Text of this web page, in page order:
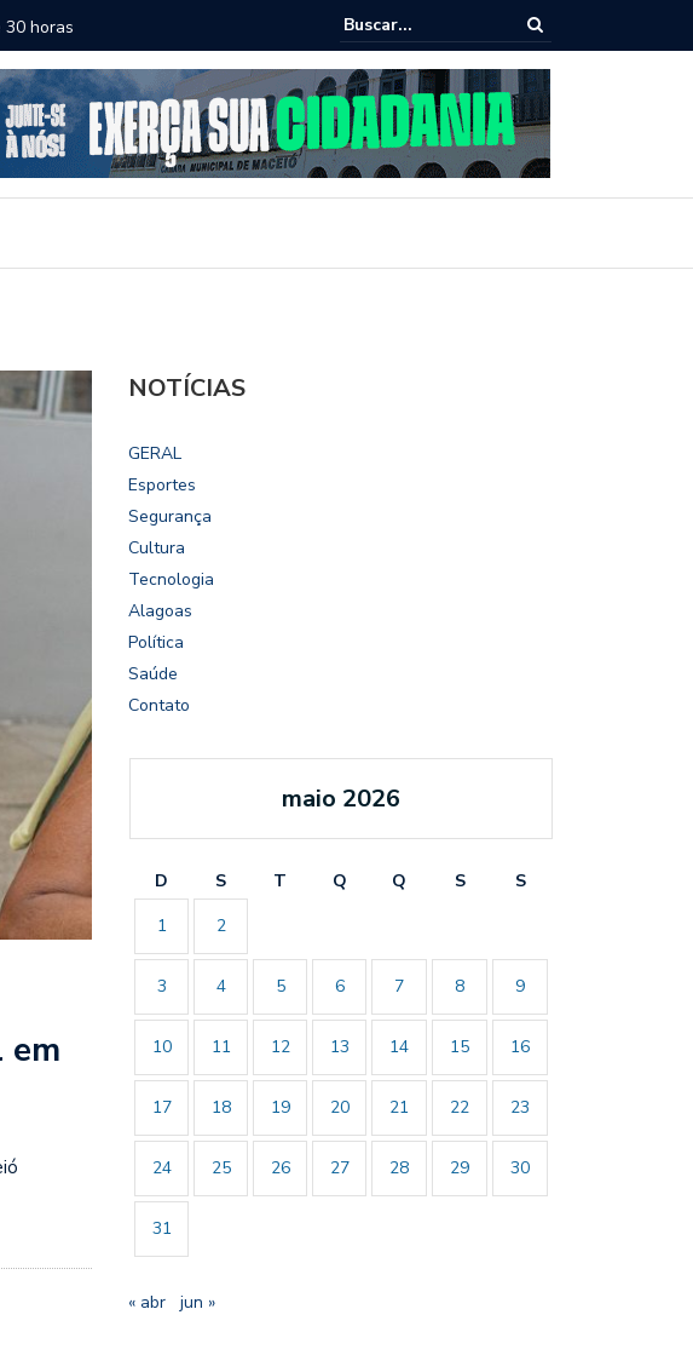
rede
Chico Filho destaca potencial esportivo, turístico e econômico da Maratona
Internacional de Maceió
em
NOTÍCIAS
GERAL
Esportes
Segurança
Cultura
Tecnologia
Alagoas
Política
Saúde
Contato
maio 2026
D S T Q Q S
S
1
2
3 4 5 6 7 8 9
10 11 12 13 14 15 16
17 18 19 20 21 22 23
24 25 26 27 28 29 30
31
« abr jun »